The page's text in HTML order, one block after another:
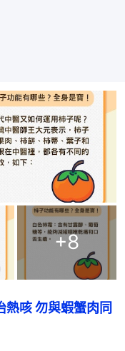
+8
咳 勿與蝦蟹肉同